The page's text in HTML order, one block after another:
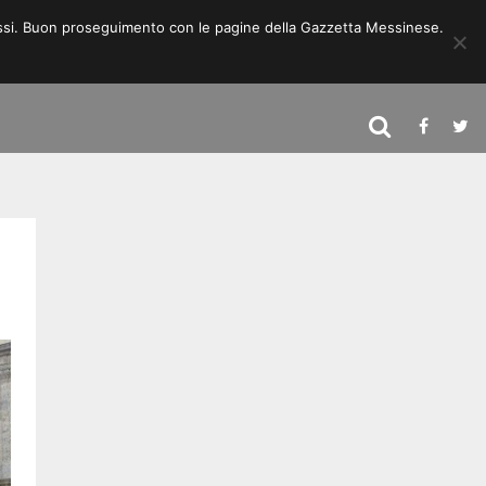
Buon proseguimento con le pagine della Gazzetta Messinese.